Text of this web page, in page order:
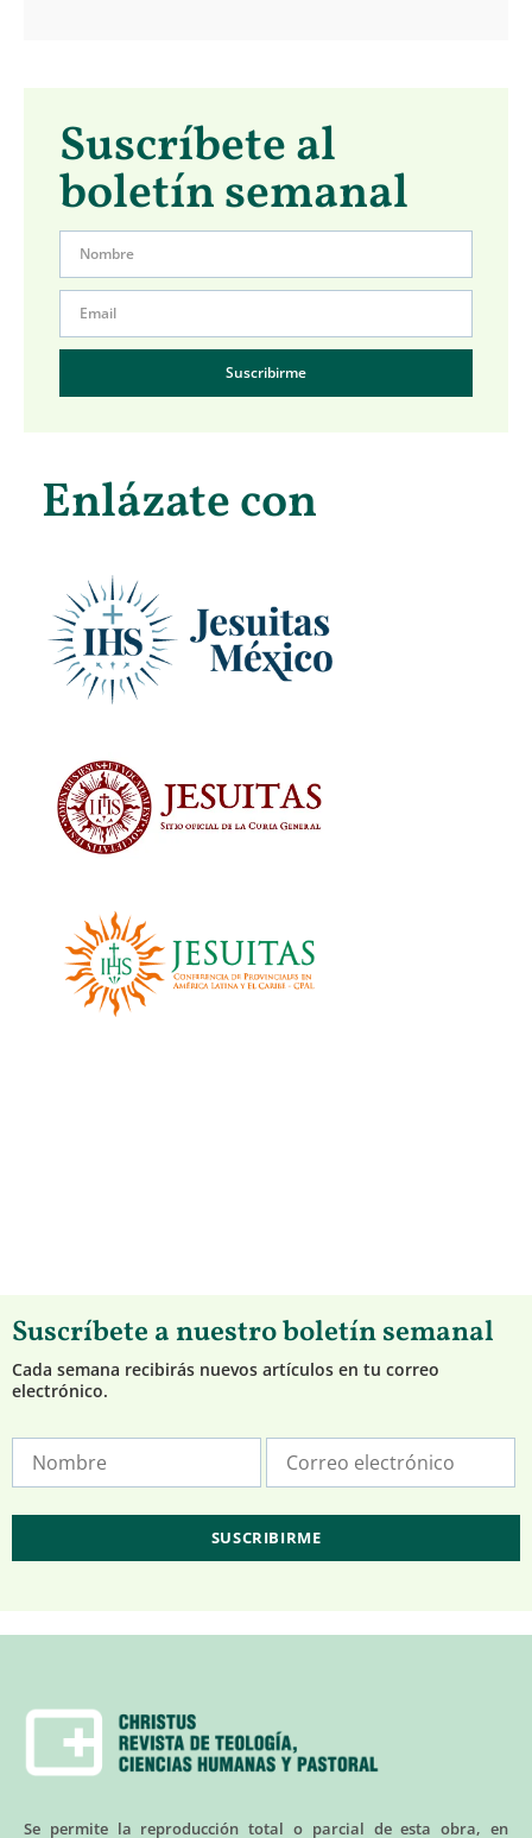
Suscríbete al
boletín semanal
Suscribirme
Enlázate con
Suscríbete a nuestro boletín semanal
Cada semana recibirás nuevos artículos en tu correo
electrónico.
Se permite la reproducción total o parcial de esta obra, en